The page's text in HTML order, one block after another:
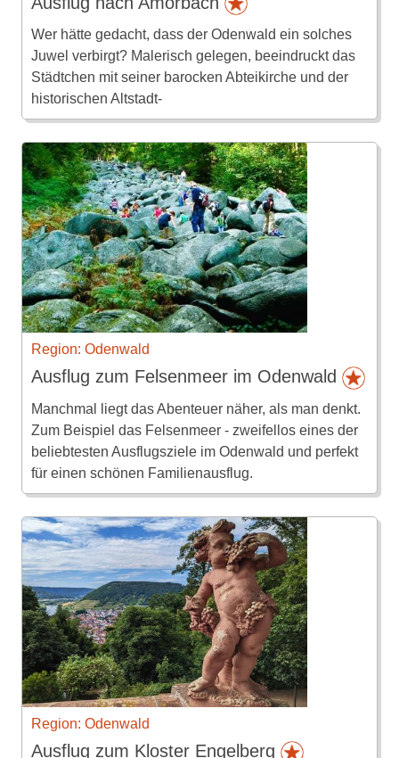
Wer hätte gedacht, dass der Odenwald ein solches
Juwel verbirgt? Malerisch gelegen, beeindruckt das
Städtchen mit seiner barocken Abteikirche und der
historischen Altstadt-
Region: Odenwald
Ausflug zum Felsenmeer im Odenwald
Manchmal liegt das Abenteuer näher, als man denkt.
Zum Beispiel das Felsenmeer - zweifellos eines der
beliebtesten Ausflugsziele im Odenwald und perfekt
für einen schönen Familienausflug.
Region: Odenwald
Ausflug zum Kloster Engelberg